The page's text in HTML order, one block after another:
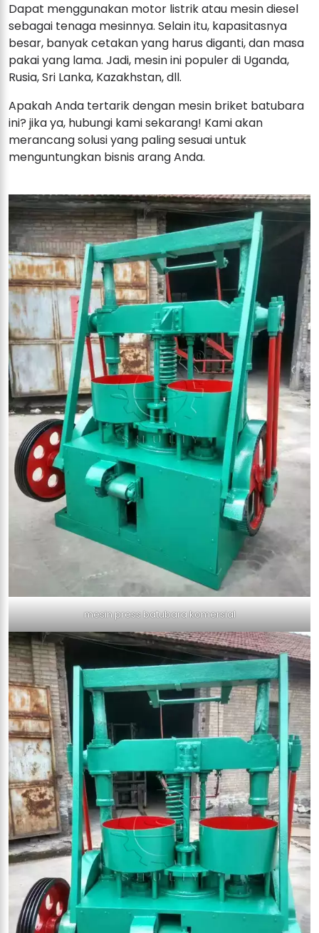
Dapat menggunakan motor listrik atau mesin diesel
sebagai tenaga mesinnya. Selain itu, kapasitasnya
besar, banyak cetakan yang harus diganti, dan masa
pakai yang lama. Jadi, mesin ini populer di Uganda,
Rusia, Sri Lanka, Kazakhstan, dll.
Apakah Anda tertarik dengan mesin briket batubara
ini? jika ya, hubungi kami sekarang! Kami akan
merancang solusi yang paling sesuai untuk
menguntungkan bisnis arang Anda.
mesin press batubara komersial